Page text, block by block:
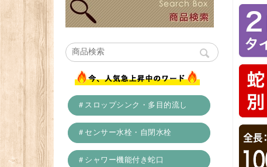
＃スロップシンク・多目的流し
＃センサー水栓・自閉水栓
＃シャワー機能付き蛇口